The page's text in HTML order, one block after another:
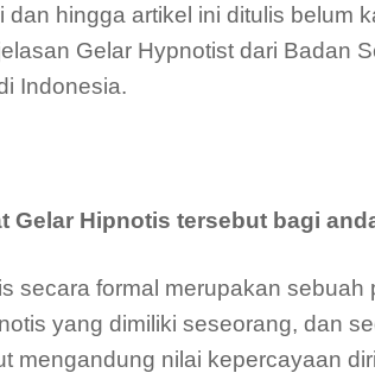
dan hingga artikel ini ditulis belum
Gelar Hypnotist dari Badan
Indonesia.
Gelar Hipnotis tersebut bagi
secara formal merupakan sebuah
yang dimiliki seseorang, dan
mengandung nilai kepercayaan